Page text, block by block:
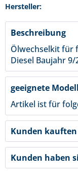
Hersteller:
Beschreibung
Ölwechselkit für
Diesel Baujahr 9/
geeignete
Artikel ist für
Kunden
Kunden haben